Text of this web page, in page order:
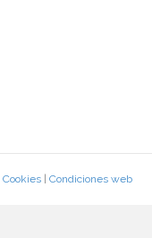
Cookies| Condiciones web